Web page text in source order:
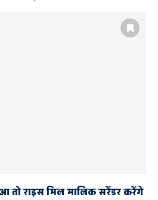
तो राइस मिल मालिक सरेंडर करेंगे